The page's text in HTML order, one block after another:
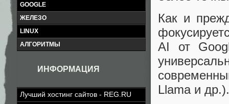
GOOGLE
ЖЕЛЕЗО
LINUX
АЛГОРИТМЫ
ИНФОРМАЦИЯ
Лучший хостинг сайтов - REG.RU
Как и
AI от
Llama и др.).